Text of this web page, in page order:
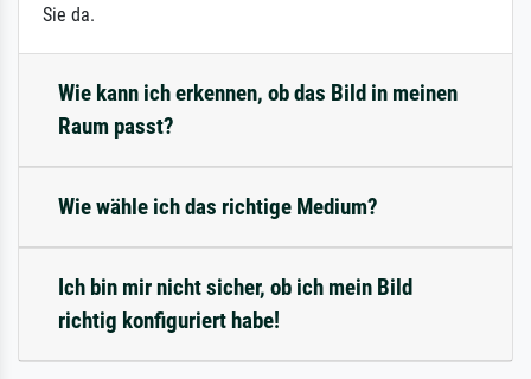
Sie da.
Wie kann ich erkennen, ob das Bild in meinen
Raum passt?
Wie wähle ich das richtige Medium?
Ich bin mir nicht sicher, ob ich mein Bild
richtig konfiguriert habe!